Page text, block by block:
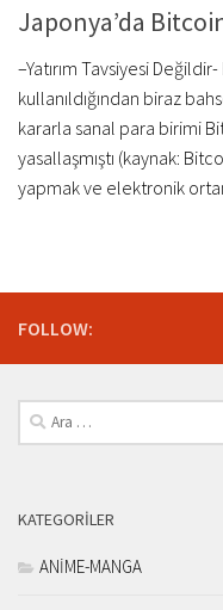
Japonya’da
–Yatırım Tavsiyesi
kullanıldığından biraz
kararla sanal para birimi
yasallaşmıştı (kaynak:
yapmak ve elektronik
FOLLOW:
Arama:
KATEGORILER
ANİME-MANGA